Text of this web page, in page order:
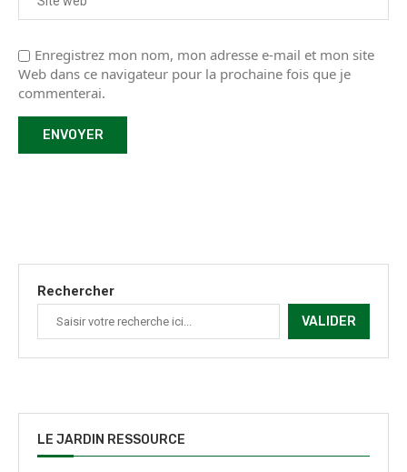
Enregistrez mon nom, mon adresse e-mail et mon site
Web dans ce navigateur pour la prochaine fois que je
commenterai.
Rechercher
VALIDER
LE JARDIN RESSOURCE